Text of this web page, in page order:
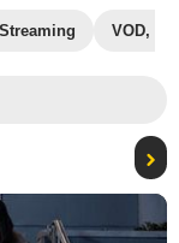
Streaming VOD,